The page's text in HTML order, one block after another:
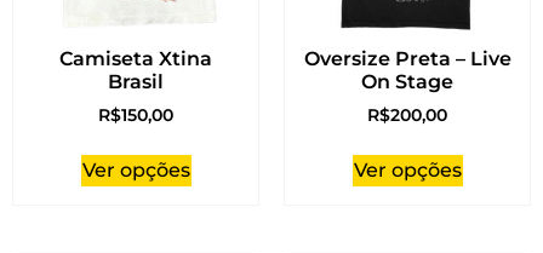
Camiseta Xtina
Brasil
R$150,00
Ver opções
Oversize Preta – Live
On Stage
R$200,00
Ver opções